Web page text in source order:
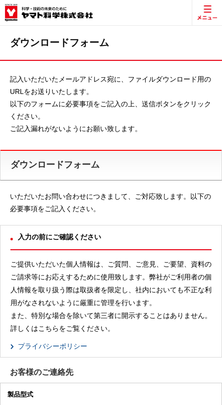
ダウンロードフォーム
記入いただいたメールアドレス宛に、ファイルダウンロード用の
URLをお送りいたします。
以下のフォームに必要事項をご記入の上、送信ボタンをクリック
ください。
ご記入漏れがないようにお願い致します。
ダウンロードフォーム
いただいたお問い合わせにつきまして、ご対応致します。以下の
必要事項をご記入ください。
入力の前にご確認ください
ご提供いただいた個人情報は、ご質問、ご意見、ご要望、資料の
ご請求等にお応えするために使用致します。弊社がご利用者の個
人情報を取り扱う際は取扱者を限定し、社内においても不正な利
用がなされないように厳重に管理を行います。
また、特別な場合を除いて第三者に開示することはありません。
詳しくはこちらをご覧ください。
プライバシーポリシー
お客様のご連絡先
製品型式